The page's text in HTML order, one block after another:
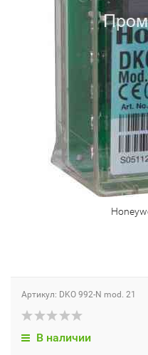
Артикул: DKO 992-N mod. 21
В наличии